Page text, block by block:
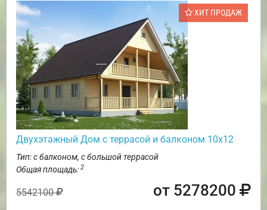
ХИТ ПРОДАЖ
Двухэтажный Дом с террасой и балконом 10х12
Тип: с балконом, с большой террасой
Общая площадь: 2
5542100 от 5278200